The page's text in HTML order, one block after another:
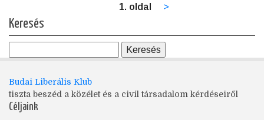
1. oldal
Következő
>
Keresés
Budai Liberális Klub
tiszta beszéd a közélet és a civil társadalom kérdéseiről
Céljaink